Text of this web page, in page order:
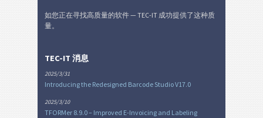
如您正在寻找高质量的软件 — TEC-IT 成功提供了这种质
量。
TEC-IT 消息
2025/3/31
Introducing the Redesigned Barcode Studio V17.0
2025/3/10
TFORMer 8.9.0 – Improved E-Invoicing and Labeling